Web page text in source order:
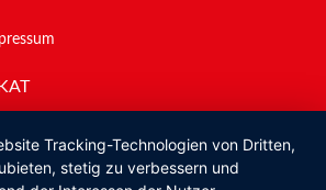
Tracking-Technologien von Dritten,
stetig zu verbessern und